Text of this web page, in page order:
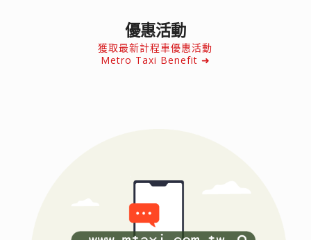
優惠活動
獲取最新計程車優惠活動
Metro Taxi Benefit ➜